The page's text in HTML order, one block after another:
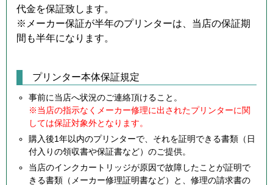
代金を保証致します。
※メーカー保証が半年のプリンターは、当店の保証期
間も半年になります。
プリンター本体保証規定
事前に当店へ状況のご連絡頂けること。
※当店の指示なくメーカー修理に出されたプリンターに関
しては保証対象外となります。
購入後1年以内のプリンターで、それを証明できる書類（日
付入りの領収書や保証書など）のご提供。
当店のインクカートリッジが原因で故障したことが証明で
きる書類（メーカー修理証明書など）と、修理の請求書の